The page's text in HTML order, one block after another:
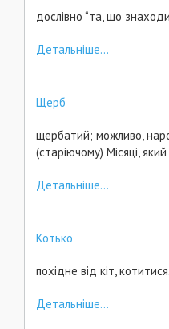
дослівно “та, що
Детальніше...
Щерб
щербатий; можливо,
(старіючому) Місяці,
Детальніше...
Котько
похідне від кіт, котитися.
Детальніше...